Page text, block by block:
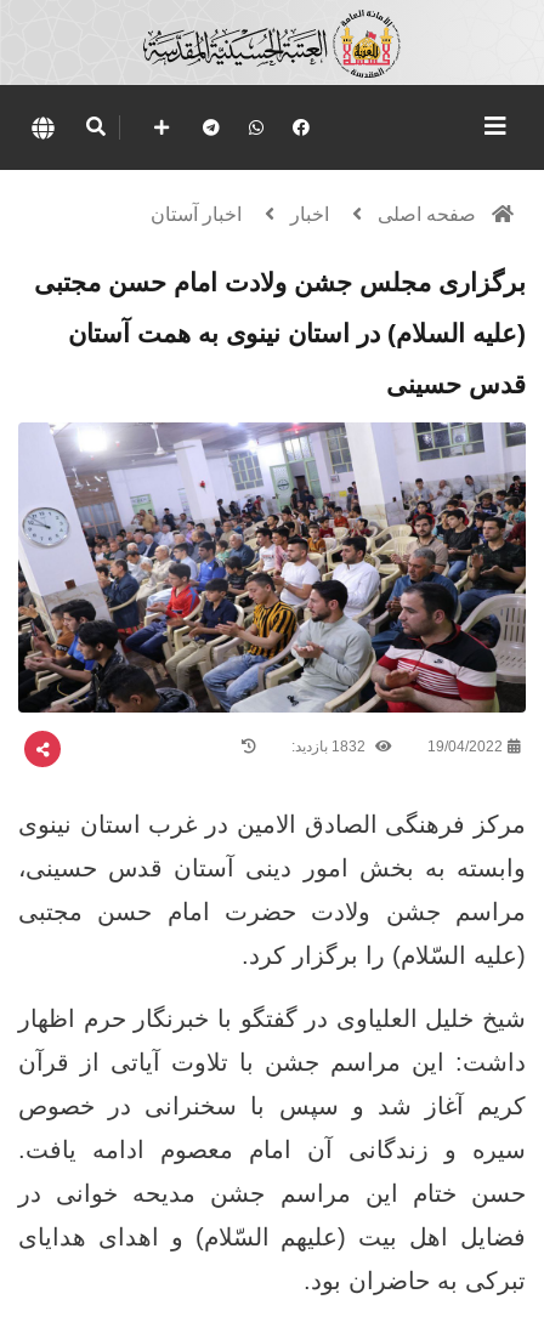
صفحه اصلی اخبار اخبار آستان
برگزاری مجلس جشن ولادت امام حسن مجتبی
(علیه السلام) در استان نینوی به همت آستان
قدس حسینی
19/04/2022
مرکز فرهنگی الصادق الامین در غرب استان نینوی
وابسته به بخش امور دینی آستان قدس حسینی،
مراسم جشن ولادت حضرت امام حسن مجتبی
(علیه السّلام) را برگزار کرد.
شیخ خلیل العلیاوی در گفتگو با خبرنگار حرم اظهار
داشت: این مراسم جشن با تلاوت آیاتی از قرآن
کریم آغاز شد و سپس با سخنرانی در خصوص
سیره و زندگانی آن امام معصوم ادامه یافت.
حسن ختام این مراسم جشن مدیحه خوانی در
فضایل اهل بیت (علیهم السّلام) و اهدای هدایای
تبرکی به حاضران بود.